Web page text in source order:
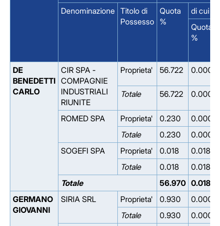
Denominazione Titolo di
Possesso
Quota
%
di cui
Quota
%
DE
BENEDETTI
CARLO
CIR SPA -
COMPAGNIE
INDUSTRIALI
RIUNITE
Proprieta' 56.722 0.000
Totale 56.722 0.000
ROMED SPA Proprieta' 0.230
0.000
Totale
0.230
0.000
SOGEFI SPA
Proprieta' 0.018
0.018
Totale
0.018
0.018
Totale
56.970 0.018
GERMANO
GIOVANNI
SIRIA SRL Proprieta' 0.930
0.000
Totale
0.930
0.000